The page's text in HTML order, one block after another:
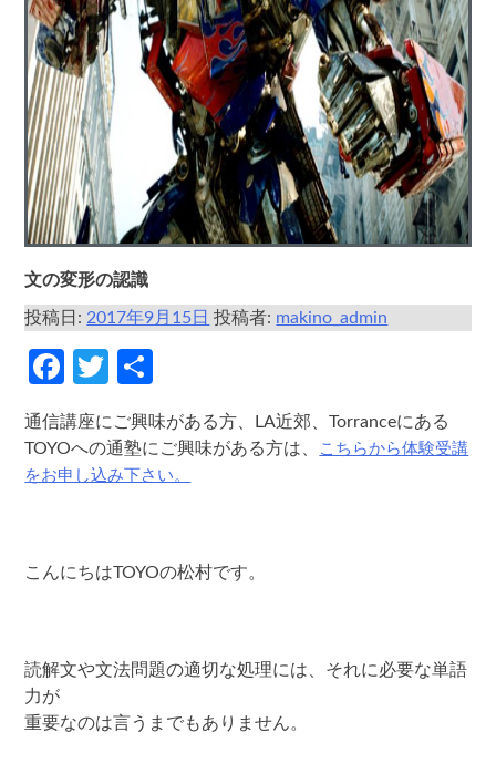
文の変形の認識
投稿日:2017年9月15日 投稿者: makino_admin
Facebook
Twitter
通信講座にご興味がある方、LA近郊、Torranceにある
TOYOへの通塾にご興味がある方は、
こちらから体験受講
をお申し込み下さい。
こんにちはTOYOの松村です。
読解文や文法問題の適切な処理には、それに必要な単語
力が
重要なのは言うまでもありません。